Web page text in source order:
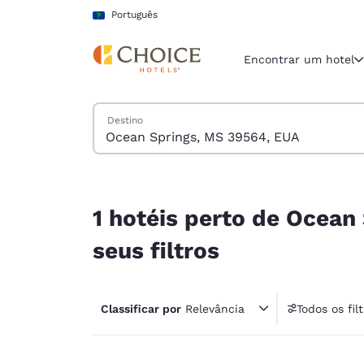
Pular Para Conteúdo Principal
Português
Região e
Américas
América
Encontrar um hotel
Pesquisar hotéis
Destino
1 hotéis perto de
seus filtros
Classificar por Relevância Todos os
1